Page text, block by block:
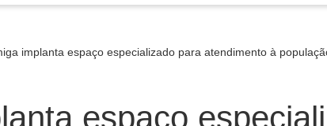
implanta espaço especializado para atendimento à
espaço